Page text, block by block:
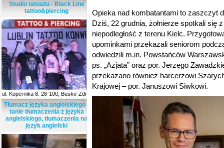
Studio tatuażu - Black Line
tattoo&piercing
ul. Kopernika 8. 28-100, Busko-Zdrój
Tłumacz języka angielskiego -
tanie tłumaczenia z języka
angielskiego, tłumaczenia na
język angielski
Opieka nad kombatantami to zaszczyt
Dziś, 22 grudnia, żołnierze spotkali się
niepodległość z terenu Kielc.
upominkami przekazali seniorom
odwiedzili m.in. Powstańców
ps. „Azjata” oraz por. Jerzego
przekazano również harcerzowi
Krajowej – por. Januszowi Siwkowi.